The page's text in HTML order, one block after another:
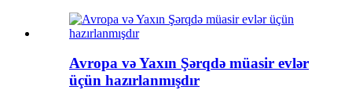
Avropa və Yaxın Şərqdə müasir evlər
üçün hazırlanmışdır